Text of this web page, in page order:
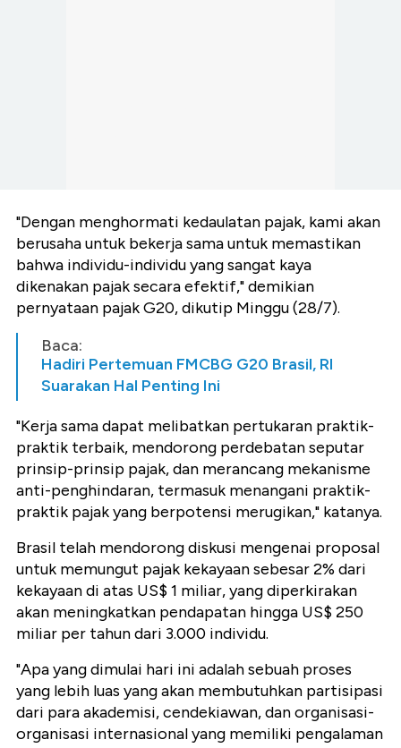
"Dengan menghormati kedaulatan pajak, kami akan
berusaha untuk bekerja sama untuk memastikan
bahwa individu-individu yang sangat kaya
dikenakan pajak secara efektif," demikian
pernyataan pajak G20, dikutip Minggu (28/7).
Baca:
Hadiri Pertemuan FMCBG G20 Brasil, RI
Suarakan Hal Penting Ini
"Kerja sama dapat melibatkan pertukaran praktik-
praktik terbaik, mendorong perdebatan seputar
prinsip-prinsip pajak, dan merancang mekanisme
anti-penghindaran, termasuk menangani praktik-
praktik pajak yang berpotensi merugikan," katanya.
Brasil telah mendorong diskusi mengenai proposal
untuk memungut pajak kekayaan sebesar 2% dari
kekayaan di atas US$ 1 miliar, yang diperkirakan
akan meningkatkan pendapatan hingga US$ 250
miliar per tahun dari 3.000 individu.
"Apa yang dimulai hari ini adalah sebuah proses
yang lebih luas yang akan membutuhkan partisipasi
dari para akademisi, cendekiawan, dan organisasi-
organisasi internasional yang memiliki pengalaman